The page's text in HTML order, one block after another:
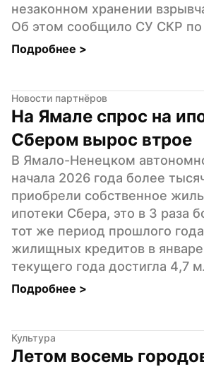
незаконном хранении
Об этом сообщило СУ СКР
Подробнее >
Новости партнёров
На Ямале спрос на
Сбером вырос втрое
В Ямало-Ненецком
начала 2026 года более
приобрели собственное
ипотеки Сбера, это в 3 раза
тот же период прошлого
жилищных кредитов в
текущего года достигла 4,7
Подробнее >
Культура
Летом восемь